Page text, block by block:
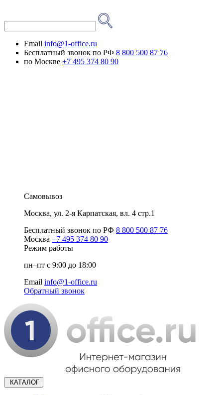
Email info@1-office.ru
Бесплатный звонок по РФ 8 800 500 87 76
по Москве +7 495 374 80 90
Самовывоз
Москва, ул. 2-я Карпатская, вл. 4 стр.1
Бесплатный звонок по РФ 8 800 500 87 76
Москва +7 495 374 80 90
Режим работы
пн–пт с 9:00 до 18:00
Email info@1-office.ru
Обратный звонок
КАТАЛОГ